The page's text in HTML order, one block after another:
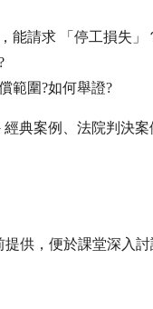
請求 「停工損失」
圍?如何舉證?
典案例、法院判決案
供，便於課堂深入